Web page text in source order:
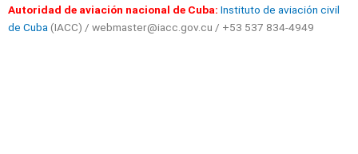
Autoridad de aviación nacional de Cuba: Instituto de aviación civil
de Cuba(IACC) / webmaster@iacc.gov.cu / +53 537 834-4949